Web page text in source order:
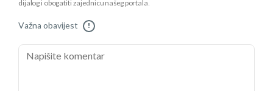
dijalog i obogatiti zajednicu našeg portala.
Važna obavijest !